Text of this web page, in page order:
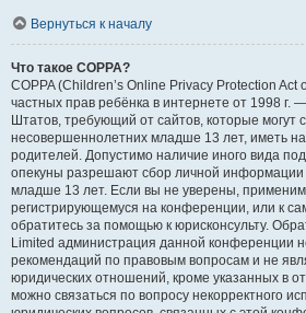
Вернуться к началу
Что такое COPPA?
COPPA (Children’s Online Privacy Protection Act
частных прав ребёнка в интернете от 1998 г.
Штатов, требующий от сайтов, которые
несовершеннолетних младше 13 лет, иметь
родителей. Допустимо наличие иного вида
опекуны разрешают сбор личной
младше 13 лет. Если вы не уверены,
регистрирующемуся на конференции, или к
обратитесь за помощью к юрисконсульту.
Limited администрация данной конференции
рекомендаций по правовым вопросам и не
юридических отношений, кроме указанных в
можно связаться по вопросу некорректного